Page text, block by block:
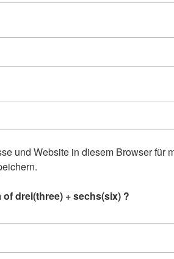
und Website in diesem Browser für
drei(three) + sechs(six) ?